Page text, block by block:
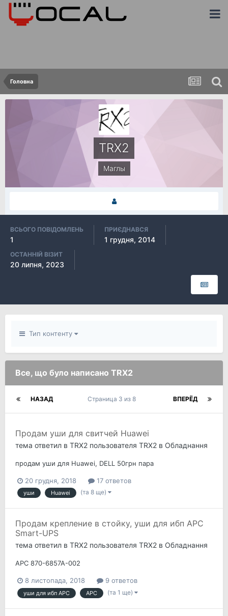
Головна
TRX2
Маглы
ВСЬОГО ПОВІДОМЛЕНЬ
1
ПРИЄДНАВСЯ
1 грудня, 2014
ОСТАННІЙ ВІЗИТ
20 липня, 2023
Тип контенту
Все, що було написано TRX2
НАЗАД ВПЕРЁД
Страница 3 из 8
Продам уши для свитчей Huawei
тема ответил в TRX2 пользователя TRX2 в Обладнання
продам уши для Huawei, DELL 50грн пара
20 грудня, 2018 17 ответов
уши Huawei (та 8 ще)
Продам крепление в стойку, уши для ибп APC
Smart-UPS
тема ответил в TRX2 пользователя TRX2 в Обладнання
APC 870-6857A-002
8 листопада, 2018 9 ответов
уши для ибп APC APC (та 1 ще)